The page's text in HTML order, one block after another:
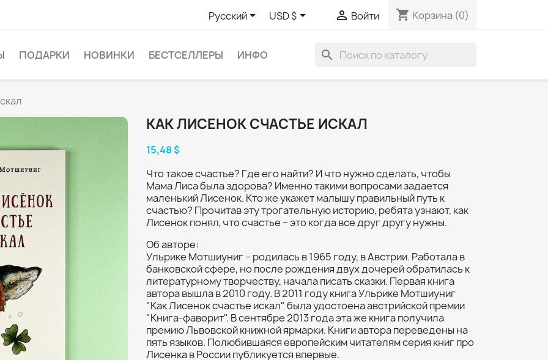
Русский USD $  Войти shopping_cart Корзина (0)
ПОДАРКИ НОВИНКИ БЕСТСЕЛЛЕРЫ ИНФО search
КАК ЛИСЕНОК СЧАСТЬЕ ИСКАЛ
15,48 $
Что такое счастье? Где его найти? И что нужно сделать, чтобы
Мама Лиса была здорова? Именно такими вопросами задается
маленький Лисенок. Кто же укажет малышу правильный путь к
счастью? Прочитав эту трогательную историю, ребята узнают, как
Лисенок понял, что счастье – это когда все друг другу нужны.
Об авторе:
Ульрике Мотшиуниг – родилась в 1965 году, в Австрии. Работала в
банковской сфере, но после рождения двух дочерей обратилась к
литературному творчеству, начала писать сказки. Первая книга
автора вышла в 2010 году. В 2011 году книга Ульрике Мотшиуниг
"Как Лисенок счастье искал" была удостоена австрийской премии
"Книга-фаворит". В сентябре 2013 года эта же книга получила
премию Львовской книжной ярмарки. Книги автора переведены на
пять языков. Полюбившаяся европейским читателям серия книг про
Лисенка в России публикуется впервые.